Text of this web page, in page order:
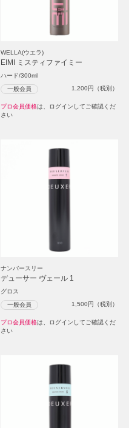
WELLA(ウエラ)
EIMI ミスティファイミー
ハード/300ml
一般会員 1,200円（税別）
プロ会員価格は、ログインしてご確認くだ
さい
ナンバースリー
デューサー ヴェール 1
グロス
一般会員 1,500円（税別）
プロ会員価格は、ログインしてご確認くだ
さい